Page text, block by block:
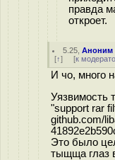
правда
откроет.
5.25 ,Аноним
[↑] [к
И чо, много
Уязвимость
"support rar
github.com/
Это было
тыщща глаз